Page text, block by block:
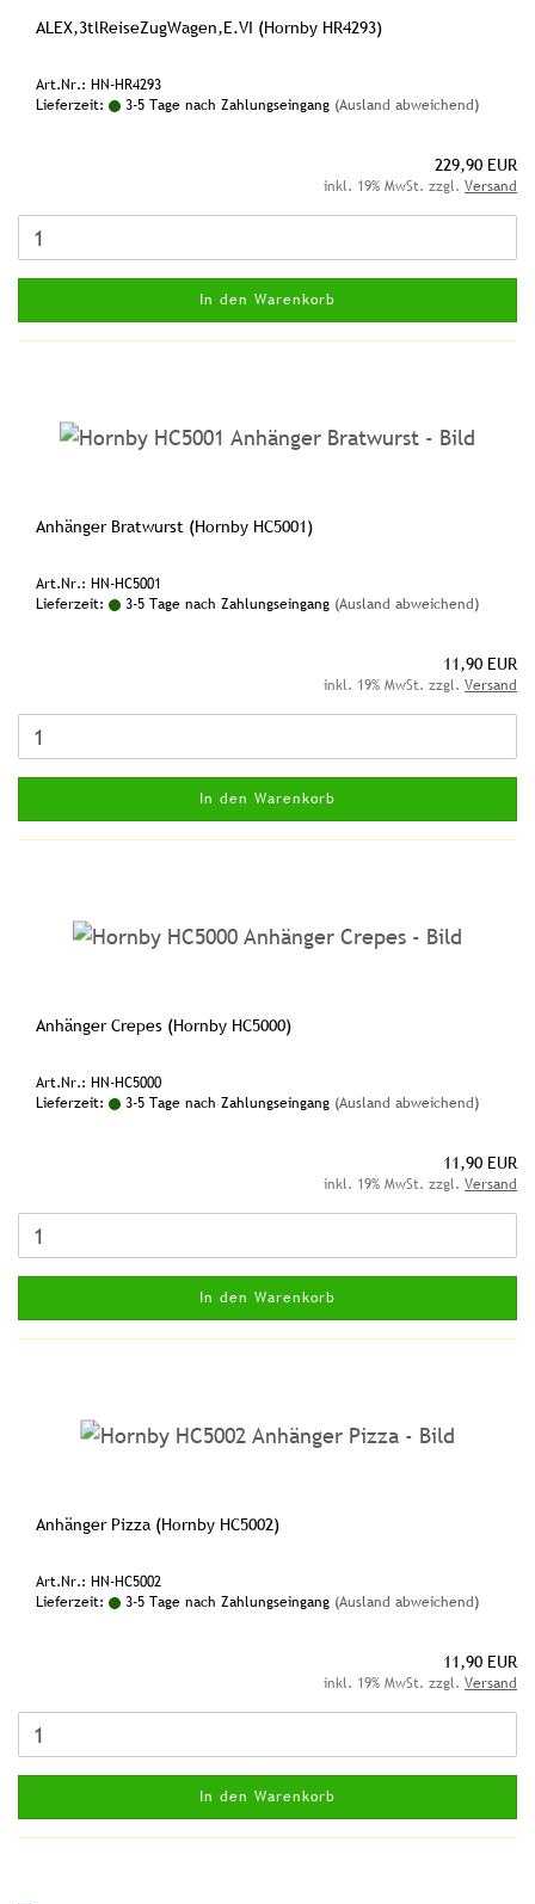
ALEX,3tlReiseZugWagen,E.VI (Hornby HR4293)
Art.Nr.: HN-HR4293
Lieferzeit:
3-5 Tage nach Zahlungseingang (Ausland abweichend)
229,90 EUR
inkl. 19% MwSt. zzgl. Versand
In den Warenkorb
Anhänger Bratwurst (Hornby HC5001)
Art.Nr.: HN-HC5001
Lieferzeit:
3-5 Tage nach Zahlungseingang (Ausland abweichend)
11,90 EUR
inkl. 19% MwSt. zzgl. Versand
In den Warenkorb
Anhänger Crepes (Hornby HC5000)
Art.Nr.: HN-HC5000
Lieferzeit:
3-5 Tage nach Zahlungseingang (Ausland abweichend)
11,90 EUR
inkl. 19% MwSt. zzgl. Versand
In den Warenkorb
Anhänger Pizza (Hornby HC5002)
Art.Nr.: HN-HC5002
Lieferzeit:
3-5 Tage nach Zahlungseingang (Ausland abweichend)
11,90 EUR
inkl. 19% MwSt. zzgl. Versand
In den Warenkorb